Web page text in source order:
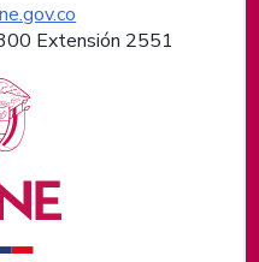
Extensión 2551